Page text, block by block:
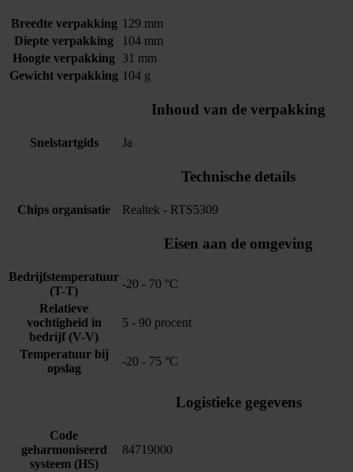
Breedte verpakking 129 mm
Diepte verpakking
104 mm
Hoogte verpakking 31 mm
Gewicht verpakking 104 g
Inhoud van de verpakking
Snelstartgids Ja
Technische details
Chips organisatie Realtek - RTS5309
Eisen aan de omgeving
Bedrijfstemperatuur
(T-T)
-20 - 70 °C
Relatieve
vochtigheid in
bedrijf (V-V)
5 - 90 procent
Temperatuur bij
opslag
-20 - 75 °C
Logistieke gegevens
Code
geharmoniseerd
systeem (HS)
84719000